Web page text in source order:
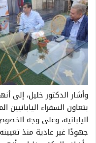
وأشار الدكتور خليل، إلى
بتعاون السفراء
اليابانية، وعلى وجه
جهودًا غير عادية منذ